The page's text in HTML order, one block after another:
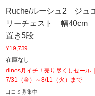
Ruche/ルーシュ2 ジュ
リーチェスト 幅40cm
置き5段
¥19,739
在庫なし
dinos月イチ！売り尽くしセール｜
7/31（金）～8/11（火）まで
口コミ募集中